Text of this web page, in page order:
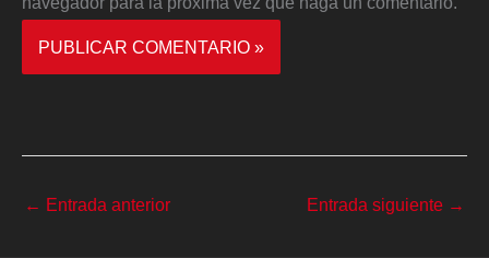
← Entrada anterior Entrada siguiente →